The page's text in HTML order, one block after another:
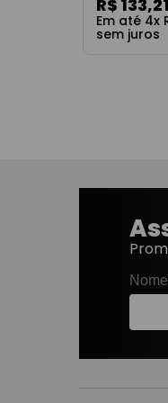
R$ 133,21
Em até 4x
sem juros